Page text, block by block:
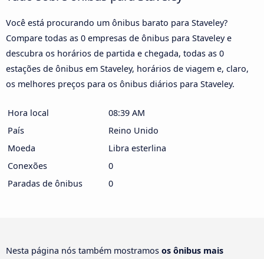
Você está procurando um ônibus barato para Staveley?
Compare todas as 0 empresas de ônibus para Staveley e
descubra os horários de partida e chegada, todas as 0
estações de ônibus em Staveley, horários de viagem e, claro,
os melhores preços para os ônibus diários para Staveley.
Hora local
08:39 AM
País
Reino Unido
Moeda
Libra esterlina
Conexões
0
Paradas de ônibus
0
Nesta página nós também mostramos os ônibus mais